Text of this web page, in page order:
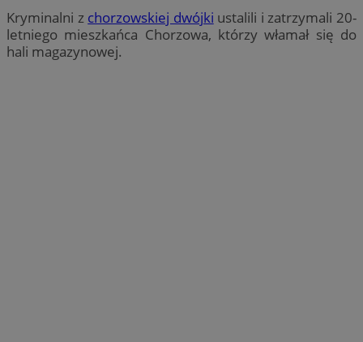
Kryminalni z chorzowskiej dwójki ustalili i zatrzymali 20-
letniego mieszkańca Chorzowa, którzy włamał się do
hali magazynowej.